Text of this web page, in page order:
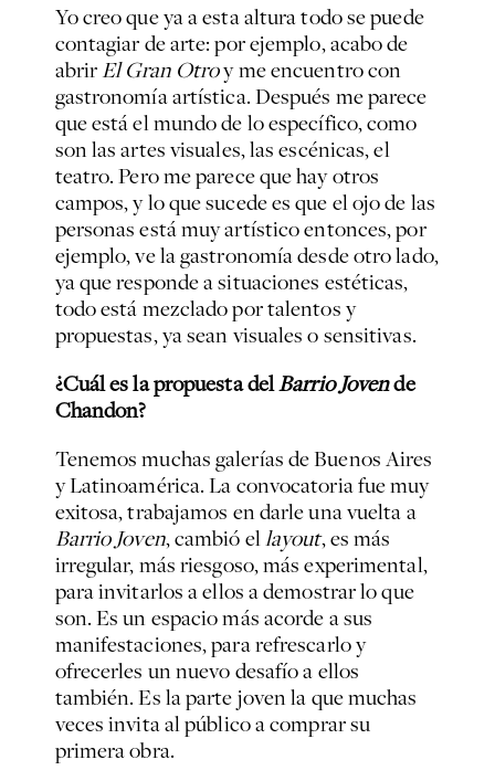
Yo creo que ya a esta altura todo se puede
contagiar de arte: por ejemplo, acabo de
abrirEl Gran Otroy me encuentro con
gastronomía artística. Después me parece
que está el mundo de lo específico, como
son las artes visuales, las escénicas, el
teatro. Pero me parece que hay otros
campos, y lo que sucede es que el ojo de las
personas está muy artístico entonces, por
ejemplo, ve la gastronomía desde otro lado,
ya que responde a situaciones estéticas,
todo está mezclado por talentos y
propuestas, ya sean visuales o sensitivas.
¿Cuál es la propuesta delBarrio Jovende
Chandon?
Tenemos muchas galerías de Buenos Aires
y Latinoamérica. La convocatoria fue muy
exitosa, trabajamos en darle una vuelta a
Barrio Joven, cambió ellayout, es más
irregular, más riesgoso, más experimental,
para invitarlos a ellos a demostrar lo que
son. Es un espacio más acorde a sus
manifestaciones, para refrescarlo y
ofrecerles un nuevo desafío a ellos
también. Es la parte joven la que muchas
veces invita al público a comprar su
primera obra.